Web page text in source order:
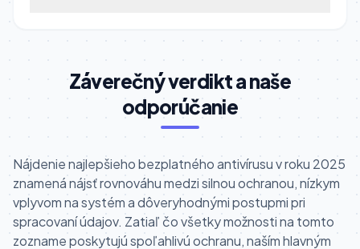
Záverečný verdikt a naše
odporúčanie
Nájdenie najlepšieho bezplatného antivírusu v roku 2025
znamená nájsť rovnováhu medzi silnou ochranou, nízkym
vplyvom na systém a dôveryhodnými postupmi pri
spracovaní údajov. Zatiaľ čo všetky možnosti na tomto
zozname poskytujú spoľahlivú ochranu, naším hlavným